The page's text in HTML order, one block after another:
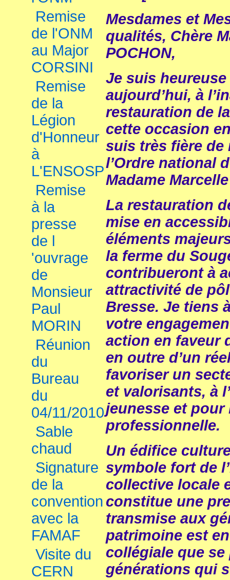
Remise
de l'ONM
au Major
CORSINI
Remise
de la
Légion
d'Honneur
à
L'ENSOSP
Remise
à la
presse
de l
'ouvrage
de
Monsieur
Paul
MORIN
Réunion
du
Bureau
du
04/11/2010
Sable
chaud
Signature
de la
convention
avec la
FAMAF
Visite du
CERN
Mesdames et
qualités, Chère
POCHON,
Je suis heureuse
aujourd’hui, à
restauration de
cette occasion
suis très fière de
l’Ordre national
Madame
La restauration
mise en
éléments
la ferme du
contribueront à
attractivité de
Bresse. Je tiens
votre
action en faveur
en outre d’un
favoriser un
et valorisants, à
jeunesse et
professionnelle.
Un édifice
symbole fort de
collective locale
constitue une
transmise aux
patrimoine est
collégiale que
générations qui